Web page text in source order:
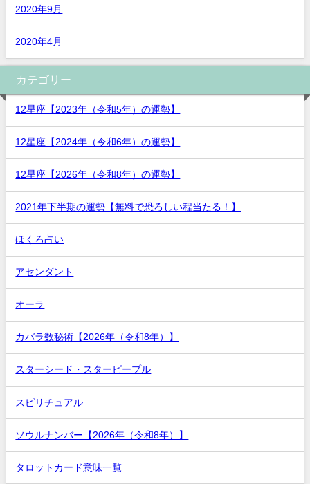
2020年9月
2020年4月
カテゴリー
12星座【2023年（令和5年）の運勢】
12星座【2024年（令和6年）の運勢】
12星座【2026年（令和8年）の運勢】
2021年下半期の運勢【無料で恐ろしい程当たる！】
ほくろ占い
アセンダント
オーラ
カバラ数秘術【2026年（令和8年）】
スターシード・スターピープル
スピリチュアル
ソウルナンバー【2026年（令和8年）】
タロットカード意味一覧